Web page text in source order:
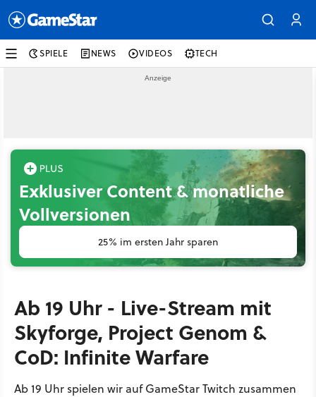
SPIELE NEWS VIDEOS TECH
Exklusiver Content & monatliche
Vollversionen
25% im ersten Jahr sparen
Ab 19 Uhr - Live-Stream mit
Skyforge, Project Genom &
CoD: Infinite Warfare
Ab 19 Uhr spielen wir auf GameStar Twitch zusammen